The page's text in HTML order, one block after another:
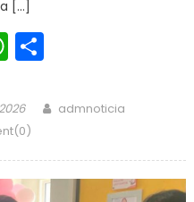
[…]
WhatsApp
Author
admnoticia